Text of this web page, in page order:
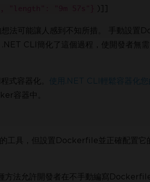
)]]
法可能讓人感到不知所措。 手動設置
CLI簡化了這個過程，使開發者無需
式容器化。 使用.NET CLI輕鬆容器化
容器中。
工具，但設置Dockerfile並正確配置它
法允許開發者在不手動編寫